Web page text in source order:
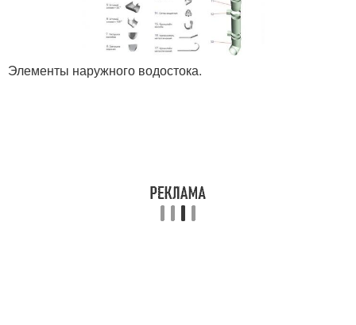
Элементы наружного водостока.